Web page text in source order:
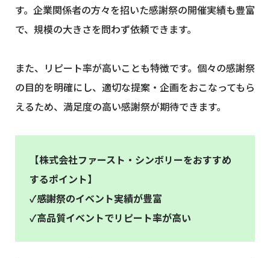
す。企業関係者の方々を招いた感謝祭の開催実績も豊富
で、規模の大きさを問わず依頼できます。
また、リピート率が高いことも特徴です。個々の感謝祭
の目的を明確にし、適切な提案・企画をおこなってもら
えるため、満足度の高い感謝祭が期待できます。
【株式会社ファースト・シンボリーをおすすめ
するポイント】
✓感謝祭のイベント実績が豊富
✓高品質イベントでリピート率が高い